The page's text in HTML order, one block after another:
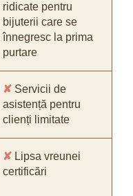
ridicate pentru
bijuterii care se
înnegresc la prima
purtare
✘ Servicii de
asistență pentru
clienți limitate
✘ Lipsa vreunei
certificări